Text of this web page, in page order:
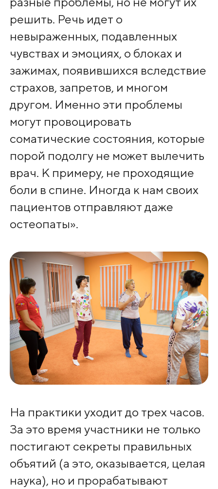
решить. Речь идет о
невыраженных, подавленных
чувствах и эмоциях, о блоках и
зажимах, появившихся вследствие
страхов, запретов, и многом
другом. Именно эти проблемы
могут провоцировать
соматические состояния, которые
порой подолгу не может вылечить
врач. К примеру, не проходящие
боли в спине. Иногда к нам своих
пациентов отправляют даже
остеопаты».
На практики уходит до трех часов.
За это время участники не только
постигают секреты правильных
объятий (а это, оказывается, целая
наука), но и прорабатывают